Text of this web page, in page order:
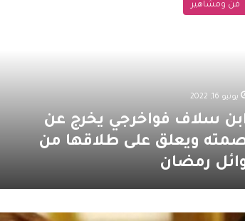
فن ومشاهير
يونيو 16, 2022
سلاف فواخرجي يخرج عن
ويعلق على طلاقها من
رمضان